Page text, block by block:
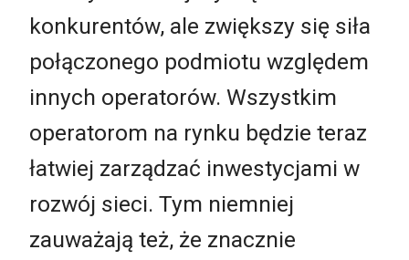
konkurentów, ale zwiększy się siła
połączonego podmiotu względem
innych operatorów. Wszystkim
operatorom na rynku będzie teraz
łatwiej zarządzać inwestycjami w
rozwój sieci. Tym niemniej
zauważają też, że znacznie